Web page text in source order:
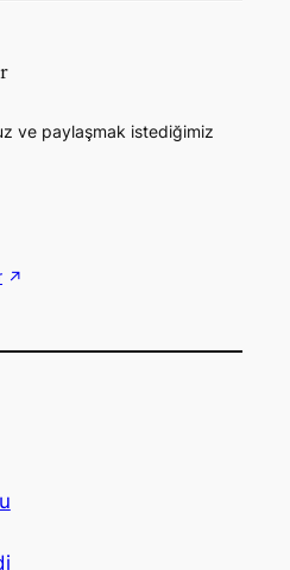
ve paylaşmak istediğimiz